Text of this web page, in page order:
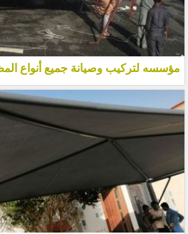
مؤسسه لتركيب وصيانة جميع أنواع